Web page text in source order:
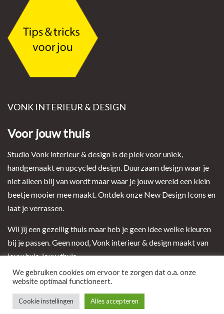
VONK INTERIEUR & DESIGN
Voor jouw thuis
Studio Vonk interieur & design is de plek voor uniek,
handgemaakt en upcycled design. Duurzaam design waar je
niet alleen blij van wordt maar waar je jouw wereld een klein
beetje mooier mee maakt. Ontdek onze New Design Icons en
laat je verrassen.
Wil jij een gezellig thuis maar heb je geen idee welke kleuren
bij je passen. Geen nood, Vonk interieur & design maakt van
jouw huis, jouw thuis.
Ontwerp en realisatie door i-match webconcepts
We gebruiken cookies om ervoor te zorgen dat o.a. onze
website optimaal functioneert.
Cookie instellingen Alles accepteren